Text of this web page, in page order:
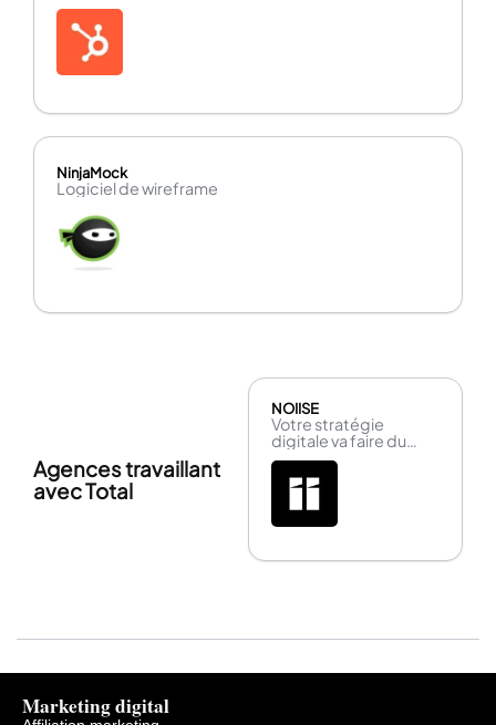
NinjaMock
Logiciel de wireframe
Agences travaillant
avec Total
NOIISE
Votre stratégie
digitale va faire du
bruiiiiiit !
Marketing digital